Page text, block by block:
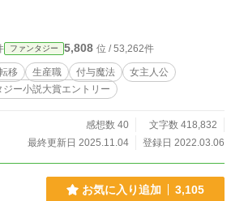
カゲ人間？3メートルを超えるでかい人間？その
が暮らしていた。 これは不遇な境遇
に与えられたご褒美であり、この世界に齎された
ファンタジー 5,808 位 / 53,262件
移 生産職 付与魔法
女主人公
ジー小説大賞エントリー
感想数 40
文字数 418,832
最終更新日 2025.11.04
登録日 2022.03.06
お気に入り追加 3,105